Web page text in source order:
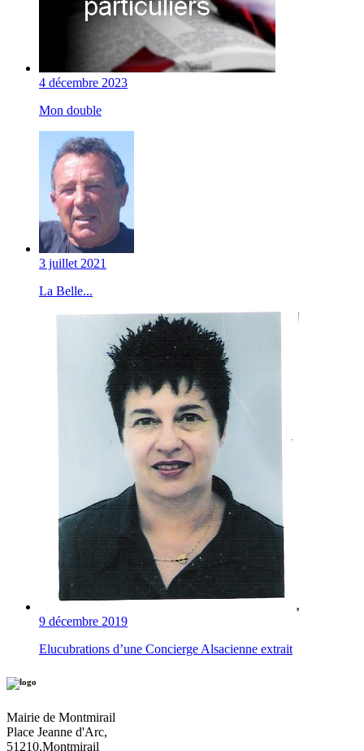
4 décembre 2023
Mon double
3 juillet 2021
La Belle...
9 décembre 2019
Elucubrations d’une Concierge Alsacienne extrait
Mairie de Montmirail
Place Jeanne d'Arc,
51210,Montmirail